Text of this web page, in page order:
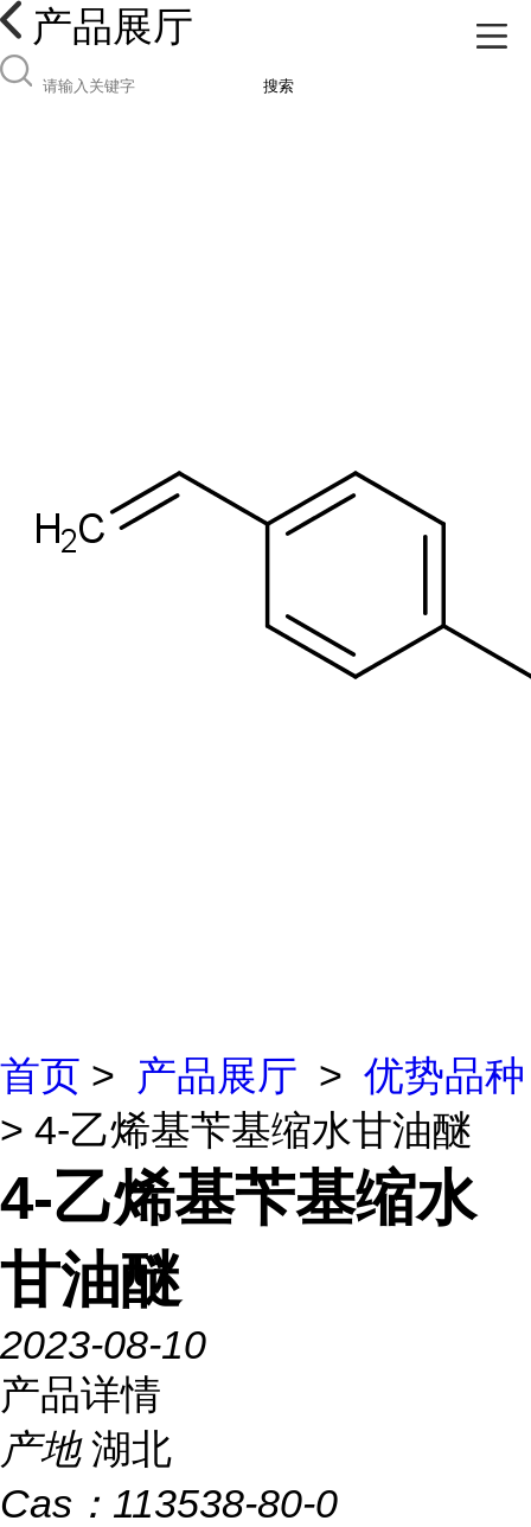
产品展厅
搜索
首页 > 产品展厅 > 优势品种
> 4-乙烯基苄基缩水甘油醚
4-乙烯基苄基缩水
甘油醚
2023-08-10
产品详情
产地 湖北
Cas： 113538-80-0